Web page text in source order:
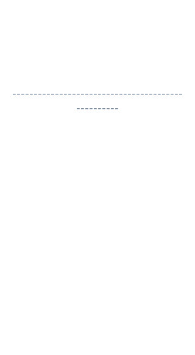
----------------------------------------
----------